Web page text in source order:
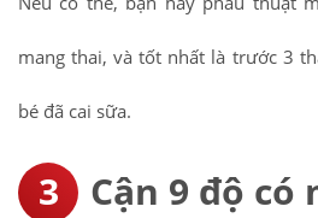
mang thai, và tốt nhất là trước 3
bé đã cai sữa.
Cận 9 độ có